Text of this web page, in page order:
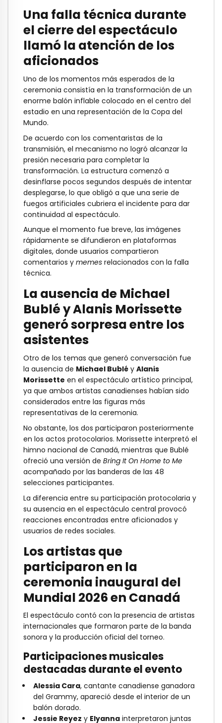
Una falla técnica durante
el cierre del espectáculo
llamó la atención de los
aficionados
Uno de los momentos más esperados de la
ceremonia consistía en la transformación de un
enorme balón inflable colocado en el centro del
estadio en una representación de la Copa del
Mundo.
De acuerdo con los comentaristas de la
transmisión, el mecanismo no logró alcanzar la
presión necesaria para completar la
transformación. La estructura comenzó a
desinflarse pocos segundos después de intentar
desplegarse, lo que obligó a que una serie de
fuegos artificiales cubriera el incidente para dar
continuidad al espectáculo.
Aunque el momento fue breve, las imágenes
rápidamente se difundieron en plataformas
digitales, donde usuarios compartieron
comentarios y memes relacionados con la falla
técnica.
La ausencia de Michael
Bublé y Alanis Morissette
generó sorpresa entre los
asistentes
Otro de los temas que generó conversación fue
la ausencia de Michael Bublé y Alanis
Morissette en el espectáculo artístico principal,
ya que ambos artistas canadienses habían sido
considerados entre las figuras más
representativas de la ceremonia.
No obstante, los dos participaron posteriormente
en los actos protocolarios. Morissette interpretó el
himno nacional de Canadá, mientras que Bublé
ofreció una versión de Bring It On Home to Me
acompañado por las banderas de las 48
selecciones participantes.
La diferencia entre su participación protocolaria y
su ausencia en el espectáculo central provocó
reacciones encontradas entre aficionados y
usuarios de redes sociales.
Los artistas que
participaron en la
ceremonia inaugural del
Mundial 2026 en Canadá
El espectáculo contó con la presencia de artistas
internacionales que formaron parte de la banda
sonora y la producción oficial del torneo.
Participaciones musicales
destacadas durante el evento
Alessia Cara, cantante canadiense ganadora
del Grammy, apareció desde el interior de un
balón dorado.
Jessie Reyez y Elyanna interpretaron juntas